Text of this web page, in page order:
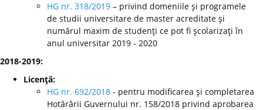
HG nr. 318/2019 – privind domeniile şi programele
de studii universitare de master acreditate şi
numărul maxim de studenţi ce pot fi şcolarizaţi în
anul universitar 2019 - 2020
2018-2019:
Licenţă:
HG nr. 692/2018 - pentru modificarea şi completarea
Hotărârii Guvernului nr. 158/2018 privind aprobarea